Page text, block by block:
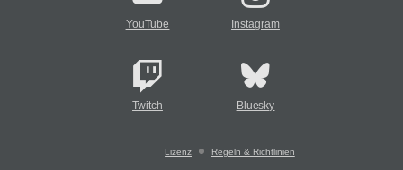
YouTube Instagram
Twitch Bluesky
Lizenz Regeln & Richtlinien